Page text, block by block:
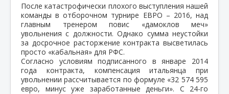
После катастрофически плохого выступления нашей
команды в отборочном турнире ЕВРО – 2016, над
главным тренером повис «дамоклов меч»
увольнения с должности. Однако сумма неустойки
за досрочное расторжение контракта высветилась
просто «кабальная» для РФС.
Согласно условиям подписанного в январе 2014
года контракта, компенсация итальянца при
увольнении рассчитывается по формуле «32 574 595
евро, минус уже заработанные деньги». С 24-го